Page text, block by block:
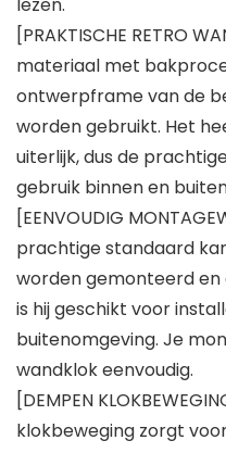
lezen.
[PRAKTISCHE RETRO
materiaal met
ontwerpframe van de
worden gebruikt. Het
uiterlijk, dus de
gebruik binnen en
[EENVOUDIG
prachtige standaard
worden gemonteerd
is hij geschikt voor
buitenomgeving. Je
wandklok eenvoudig.
[DEMPEN
klokbeweging zorgt